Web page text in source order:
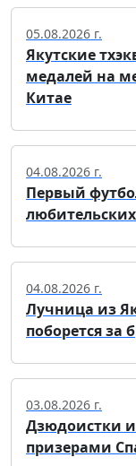
05.08.2026 г.
Якутские
медалей на
Китае
04.08.2026 г.
Первый
04.08.2026 г.
Лучница из
поборется за
03.08.2026 г.
Дзюдоистки
призерами